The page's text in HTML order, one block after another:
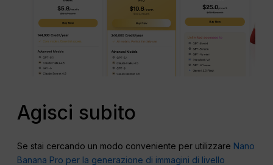
Agisci subito
Se stai cercando un modo conveniente per utilizzare Nano
Banana Pro per la generazione di immagini di livello